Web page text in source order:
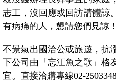
志工，沒回應或回訪請體諒
有病痛的人，懇請您們見諒！
不景氣出國洽公或旅遊，抗
下公司由「忘江魚之歌」格
宜。直接洽購專線02-